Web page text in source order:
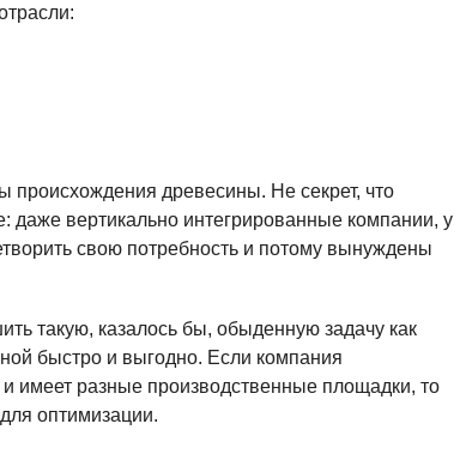
происхождения древесины. Не секрет, что
даже вертикально интегрированные компании, у
свою потребность и потому вынуждены
такую, казалось бы, обыденную задачу как
быстро и выгодно. Если компания
имеет разные производственные площадки, то
оптимизации.